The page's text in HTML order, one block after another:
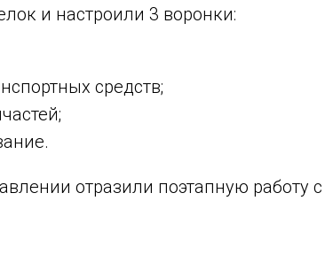
и настроили 3 воронки:
средств;
отразили поэтапную работу